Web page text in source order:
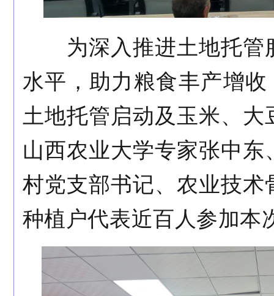
为深入推进土地托管
水平，助力粮食丰产增收
土地托管启动及玉米、
山西农业大学专家张中
村党支部书记、农业技
种植户代表近百人参加本